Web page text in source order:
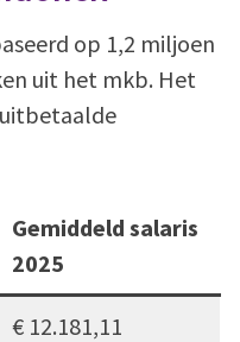
op 1,2 miljoen
uit het mkb. Het
Gemiddeld salaris
2025
€ 12.181,11